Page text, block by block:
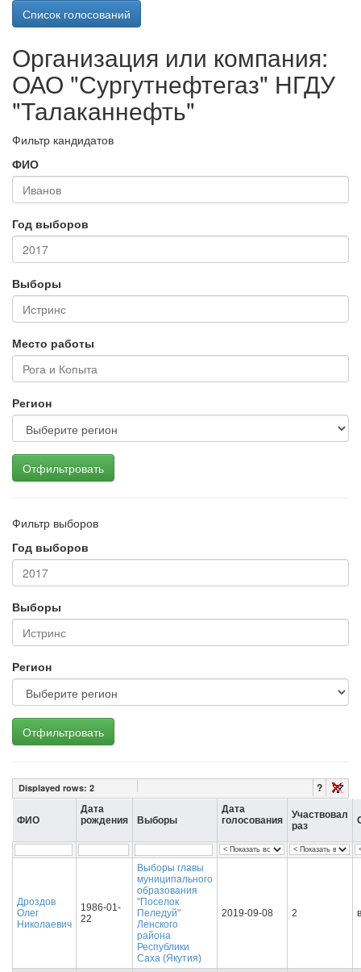
Список голосований
Организация или компания:
ОАО "Сургутнефтегаз" НГДУ
"Талаканнефть"
Фильтр кандидатов
ФИО
Год выборов
Выборы
Место работы
Регион
Отфильтровать
Фильтр выборов
Год выборов
Выборы
Регион
Отфильтровать
Displayed rows: 2 ?
ФИО
Дата
рождения
Выборы
Дата
голосования
Участвовал
раз
Дроздов
Олег
Николаевич
1986-01-
22
Выборы главы
муниципального
образования
"Поселок
Пеледуй"
Ленского
района
Республики
Саха (Якутия)
2019-09-08 2